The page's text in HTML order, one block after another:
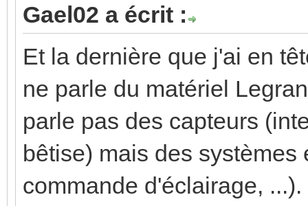
Gael02 a écrit :
Et la dernière que j'ai en
ne parle du matériel
parle pas des capteurs
bêtise) mais des
commande d'éclairage,